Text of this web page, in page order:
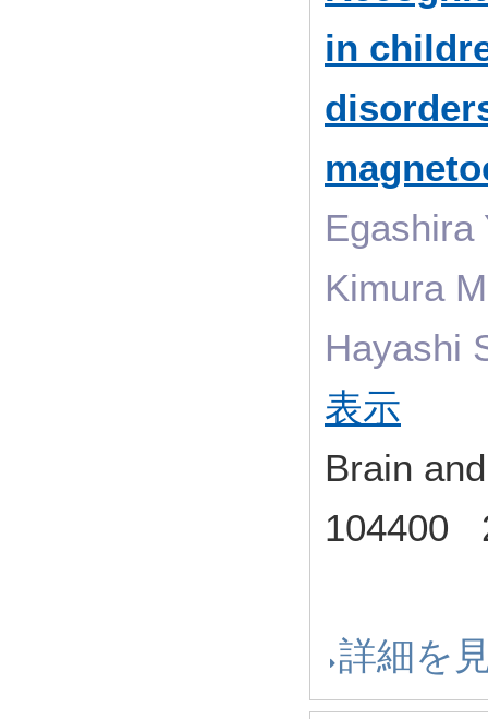
in
Egashira
Kimura
Hayashi
表示
Brain
104400
詳細を